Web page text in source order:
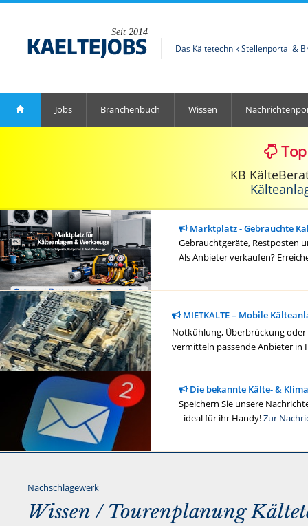
Seit 2014
Das Kältetechnik Stellenportal &
Jobs Branchenbuch Wissen
KB
Marktplatz - Gebrauchte
Gebrauchtgeräte, Restposten
Als Anbieter verkaufen?
MIETKÄLTE – Mobile
Notkühlung, Überbrückung
vermitteln passende Anbieter in
Die bekannte Kälte- &
Speichern Sie unsere
- ideal für ihr Handy!Zur
Nachschlagewerk
Wissen / Tourenplanung